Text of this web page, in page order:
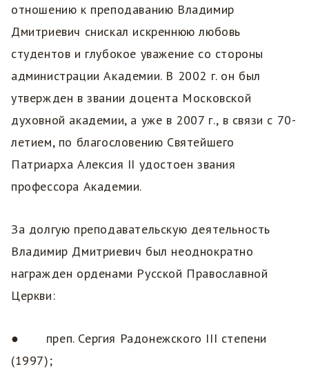
отношению к преподаванию Владимир
Дмитриевич снискал искреннюю любовь
студентов и глубокое уважение со стороны
администрации Академии. В 2002 г. он был
утвержден в звании доцента Московской
духовной академии, а уже в 2007 г., в связи с 70-
летием, по благословению Святейшего
Патриарха Алексия II удостоен звания
профессора Академии.
За долгую преподавательскую деятельность
Владимир Дмитриевич был неоднократно
награжден орденами Русской Православной
Церкви:
● преп. Сергия Радонежского III степени
(1997);